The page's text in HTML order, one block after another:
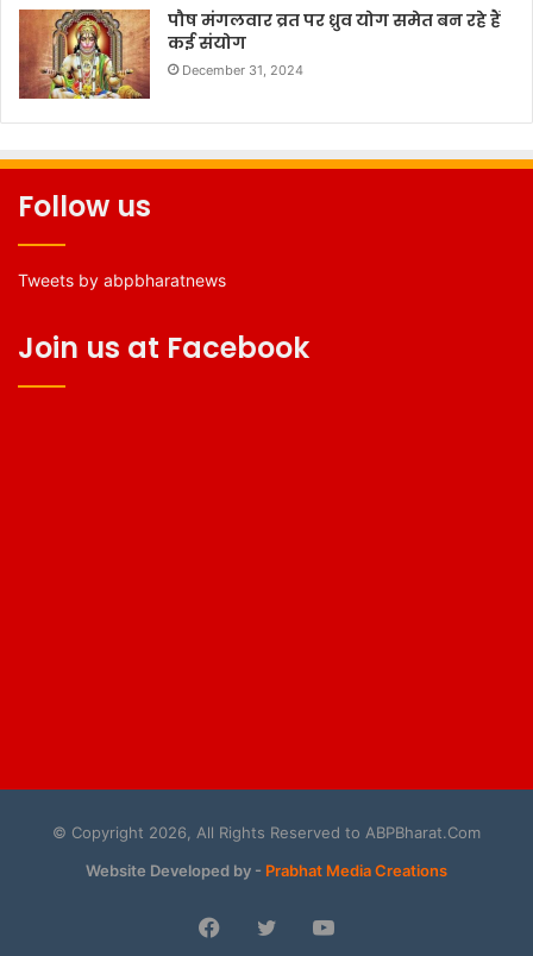
पौष मंगलवार व्रत पर ध्रुव योग समेत बन रहे हैं
कई संयोग
December 31, 2024
Follow us
Tweets by abpbharatnews
Join us at Facebook
© Copyright 2026, All Rights Reserved to ABPBharat.Com
Website Developed by - Prabhat Media Creations
Facebook
TwitterYouTube